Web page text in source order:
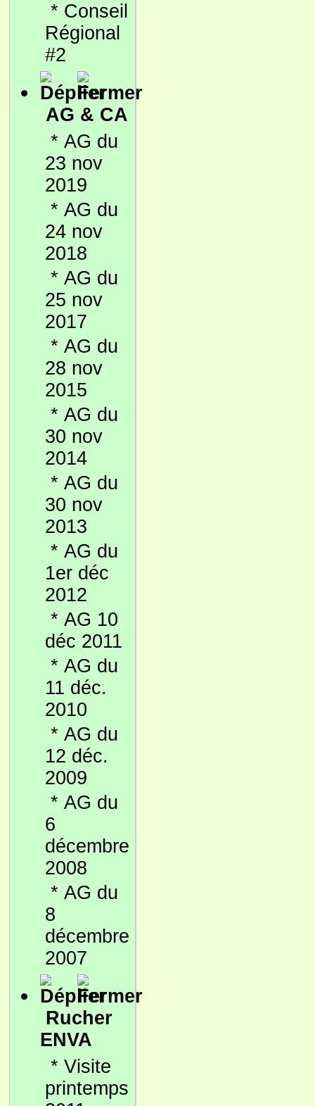
* Conseil
Régional
#2
AG & CA
* AG du
23 nov
2019
* AG du
24 nov
2018
* AG du
25 nov
2017
* AG du
28 nov
2015
* AG du
30 nov
2014
* AG du
30 nov
2013
* AG du
1er déc
2012
* AG 10
déc 2011
* AG du
11 déc.
2010
* AG du
12 déc.
2009
* AG du
6
décembre
2008
* AG du
8
décembre
2007
Rucher
ENVA
* Visite
printemps